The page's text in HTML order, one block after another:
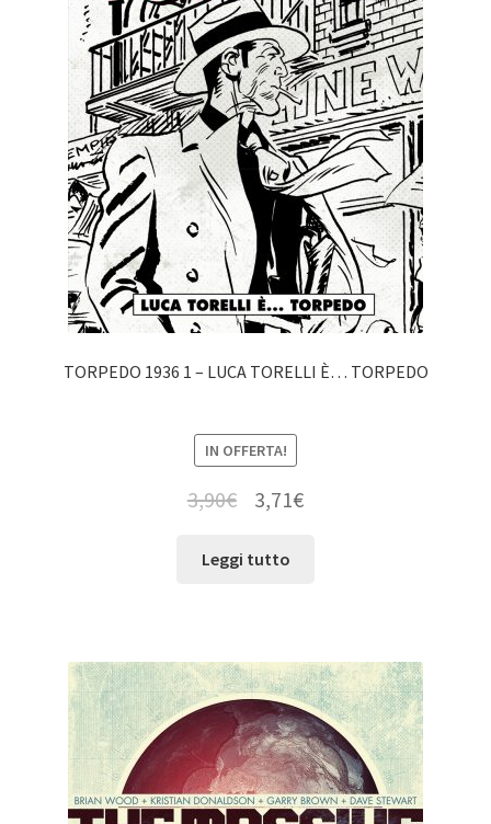
TORPEDO 1936 1 – LUCA TORELLI È… TORPEDO
IN OFFERTA!
3,90€ 3,71€
Leggi tutto